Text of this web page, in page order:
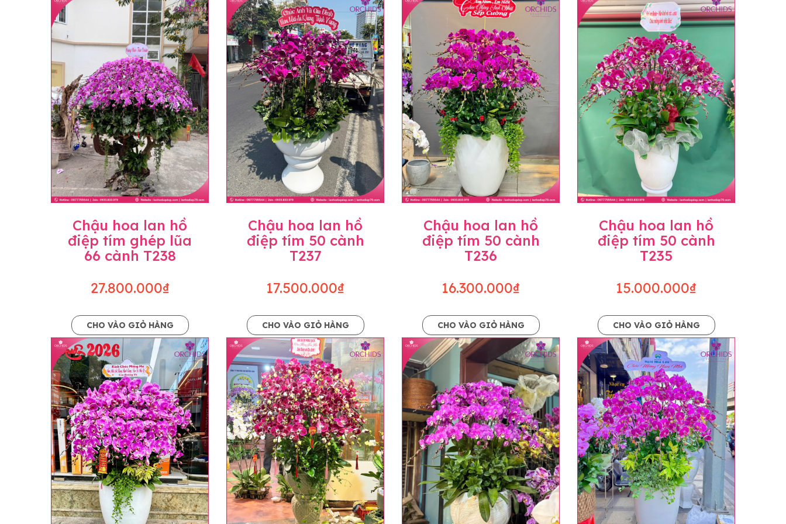
loại hoa và phụ kiện thay thế, vẫn giữ nguyên mức giá không thay đổi. Trường hợp không đủ thời gian hoặc không liên lạc được với người
đặt, chúng tôi sẽ chủ động thay thế loại hoa lan khác có ý nghĩa và màu sắc gần giống với mẫu đã chọn.
Lưu ý về giá niêm yết
• Giá trên website chưa bao gồm thuế giá trị gia tăng (thuế VAT), mức thuế được áp dụng theo quy định hiện hành.
• Giá trên được miễn ship giao trong nội thành, miễn phí in thiệp - banner theo yêu cầu khách hàng.
• Beautiful Orchids liên kết với các cửa hàng trên toàn quốc để phục vụ giao hoa tận nơi, mỗi khu vực sẽ có mức giá khác nhau (tùy vào chi phí
mặt bằng, nguyên vật liệu,..) nên giá có thể sẽ thay đổi so với giá niêm yết trên website. Khách hàng ở Tỉnh thành khác vui lòng chủ động hỏi lại
giá trước khi đặt hàng, shop sẽ chủ động báo giá chính xác khi có địa chỉ giao hàng cụ thể.
Chậu hoa lan hồ
điệp tím ghép lũa
66 cành T238
27.800.000₫
CHO VÀO GIỎ HÀNG
Chậu hoa lan hồ
điệp tím 50 cành
T237
17.500.000₫
CHO VÀO GIỎ HÀNG
Chậu hoa lan hồ
điệp tím 50 cành
T236
16.300.000₫
CHO VÀO GIỎ HÀNG
Chậu hoa lan hồ
điệp tím 50 cành
T235
15.000.000₫
CHO VÀO GIỎ HÀNG